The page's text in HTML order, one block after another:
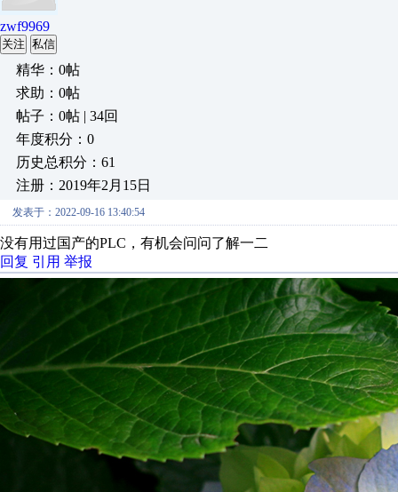
zwf9969
关注 私信
精华：0帖
求助：0帖
帖子：0帖 | 34回
年度积分：0
历史总积分：61
注册：2019年2月15日
发表于：2022-09-16 13:40:54
没有用过国产的PLC，有机会问问了解一二
回复 引用 举报